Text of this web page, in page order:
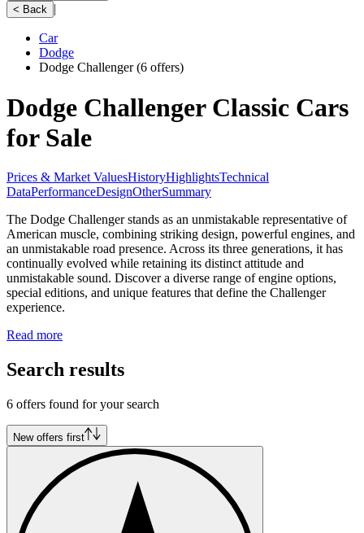
< Back |
Car
Dodge
Dodge Challenger(6 offers)
Dodge Challenger Classic Cars
for Sale
Prices & Market ValuesHistoryHighlightsTechnical
DataPerformanceDesignOtherSummary
The Dodge Challenger stands as an unmistakable representative of
American muscle, combining striking design, powerful engines, and
an unmistakable road presence. Across its three generations, it has
continually evolved while retaining its distinct attitude and
unmistakable sound. Discover a diverse range of engine options,
special editions, and unique features that define the Challenger
experience.
Read more
Search results
6 offers found for your search
New offers first